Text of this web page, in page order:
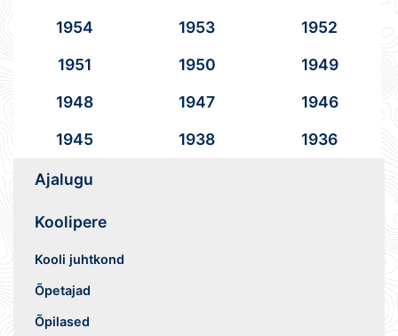
1954
1953
1952
1951
1950
1949
1948
1947
1946
1945
1938 1936
Ajalugu
Koolipere
Kooli juhtkond
Õpetajad
Õpilased